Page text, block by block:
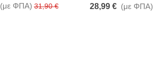
(με ΦΠΑ) 31,90 €
28,99 € (με ΦΠΑ)